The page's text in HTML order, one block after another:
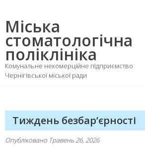
content
Міська
стоматологічна
поліклініка
Комунальне некомерційне підприємство
Чернігівської міської ради
Тиждень безбар’єрності
Опубліковано Травень 26, 2026